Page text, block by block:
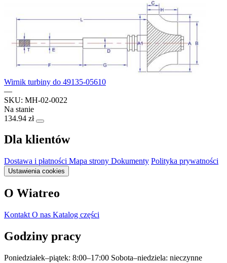
Wirnik turbiny do 49135-05610
—
SKU: MH-02-0022
Na stanie
134.94 zł
Dla klientów
Dostawa i płatności Mapa strony Dokumenty Polityka prywatności
Ustawienia cookies
O Wiatreo
Kontakt O nas Katalog części
Godziny pracy
Poniedziałek–piątek: 8:00–17:00 Sobota–niedziela: nieczynne